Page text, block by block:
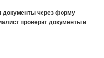
документы через форму
проверит документы и